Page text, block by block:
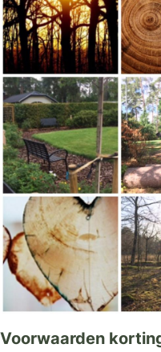
Voorwaarden